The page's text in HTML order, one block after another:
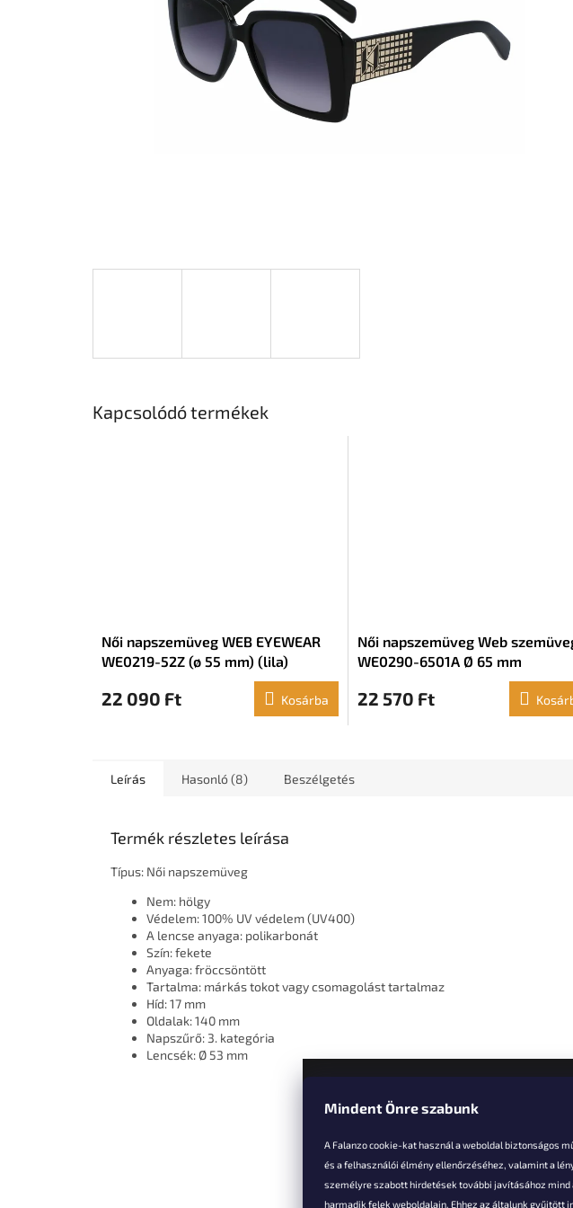
Mindent Önre szabunk
A Falanzo cookie-kat használ a weboldal biztonságos
és a felhasználói élmény ellenőrzéséhez, valamint a
személyre szabott hirdetések további javításához mind
harmadik felek weboldalain. Ehhez az általunk gyűjtött
Kapcsolódó termékek
Női napszemüveg WEB EYEWEAR
WE0219-52Z (ø 55 mm) (lila)
22 090 Ft Kosárba
Női napszemüveg Web
WE0290-6501A Ø 65 mm
22 570 Ft
Leírás Hasonló (8) Beszélgetés
Termék részletes leírása
Típus: Női napszemüveg
Nem: hölgy
Védelem: 100% UV védelem (UV400)
A lencse anyaga: polikarbonát
Szín: fekete
Anyaga: fröccsöntött
Tartalma: márkás tokot vagy csomagolást tartalmaz
Híd: 17 mm
Oldalak: 140 mm
Napszűrő: 3. kategória
Lencsék: Ø 53 mm